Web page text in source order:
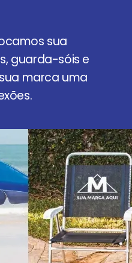
sua
guarda-sóis e
marca uma